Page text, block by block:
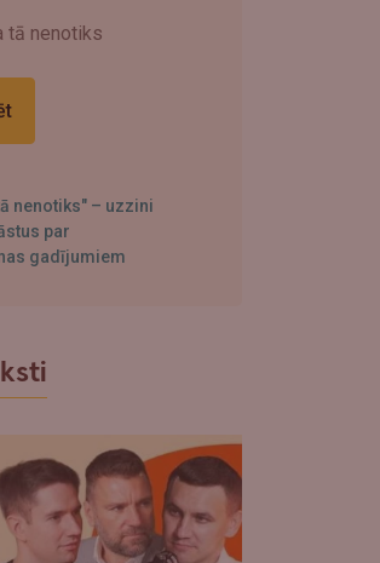
tā nenotiks
nenotiks" – uzzini
par
gadījumiem